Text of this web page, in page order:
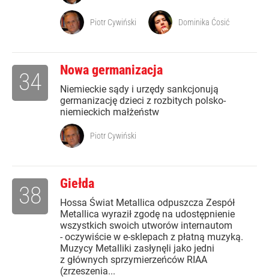
Piotr Cywiński Dominika Ćosić
Nowa germanizacja
Niemieckie sądy i urzędy sankcjonują
germanizację dzieci z rozbitych polsko-
niemieckich małżeństw
34
Piotr Cywiński
Giełda
Hossa Świat Metallica odpuszcza Zespół
Metallica wyraził zgodę na udostępnienie
wszystkich swoich utworów internautom
- oczywiście w e-sklepach z płatną muzyką.
Muzycy Metalliki zasłynęli jako jedni
z głównych sprzymierzeńców RIAA
(zrzeszenia...
38